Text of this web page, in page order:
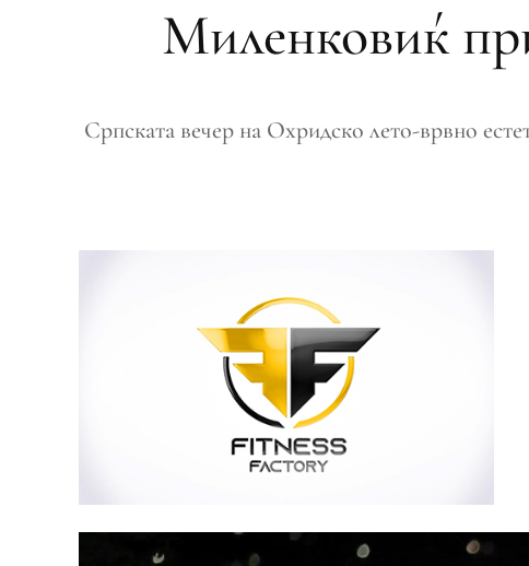
Миленковиќ
Српската вечер на Охридско лето-врвно